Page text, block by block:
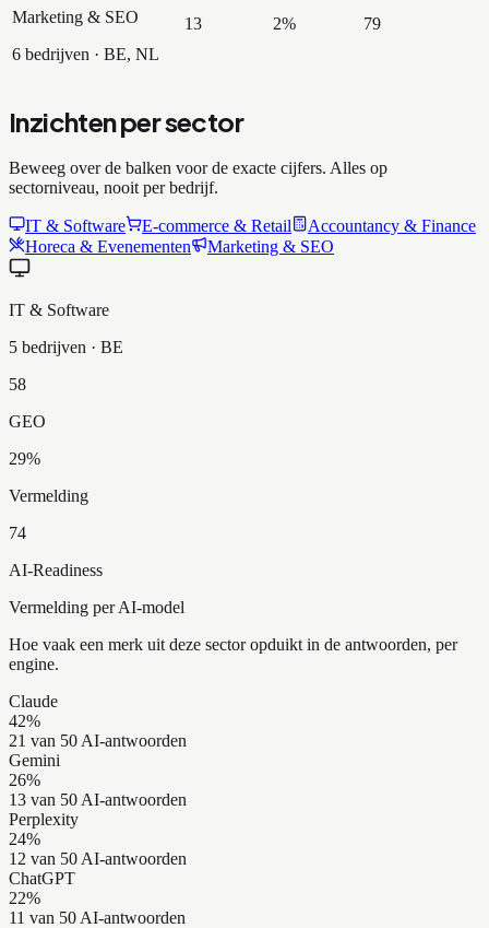
Marketing & SEO
6 bedrijven · BE, NL
13 2% 79
Inzichten per sector
Beweeg over de balken voor de exacte cijfers. Alles op
sectorniveau, nooit per bedrijf.
IT & Software E-commerce & Retail
Accountancy & Finance
Horeca & Evenementen
Marketing & SEO
IT & Software
5 bedrijven · BE
58
GEO
29%
Vermelding
74
AI-Readiness
Vermelding per AI-model
Hoe vaak een merk uit deze sector opduikt in de antwoorden, per
engine.
Claude
42%
21 van 50 AI-antwoorden
Gemini
26%
13 van 50 AI-antwoorden
Perplexity
24%
12 van 50 AI-antwoorden
ChatGPT
22%
11 van 50 AI-antwoorden